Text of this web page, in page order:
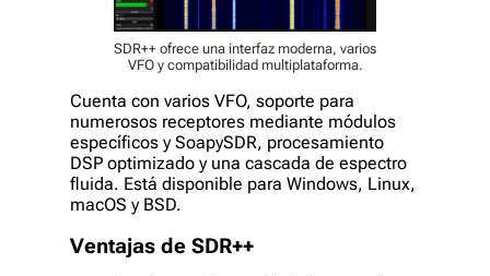
SDR++ ofrece una interfaz moderna, varios
VFO y compatibilidad multiplataforma.
Cuenta con varios VFO, soporte para
numerosos receptores mediante módulos
específicos y SoapySDR, procesamiento
DSP optimizado y una cascada de espectro
fluida. Está disponible para Windows, Linux,
macOS y BSD.
Ventajas de SDR++